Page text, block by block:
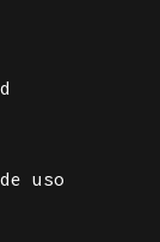
uso